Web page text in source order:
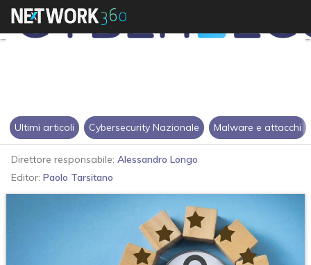
Ultimi articoli Cybersecurity Nazionale Malware e attacchi
Direttore responsabile: Alessandro Longo
Editor: Paolo Tarsitano